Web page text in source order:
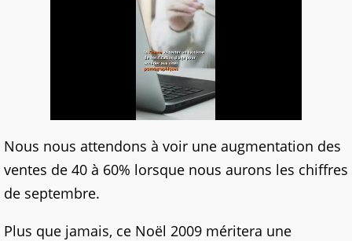
Nous nous attendons à voir une augmentation des
ventes de 40 à 60% lorsque nous aurons les chiffres
de septembre.
Plus que jamais, ce Noël 2009 méritera une